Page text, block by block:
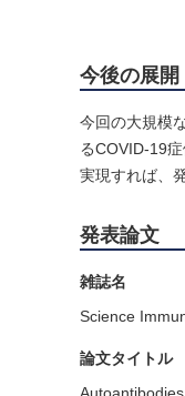
今後の展開
今回の大規模
るCOVID-19
実現すれば、
発表論文
雑誌名
Science
論文タイトル